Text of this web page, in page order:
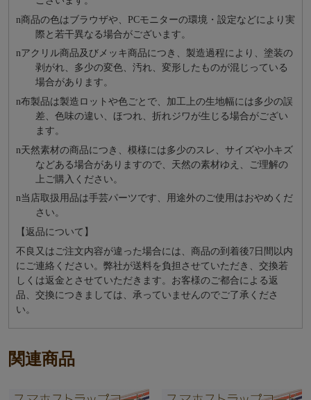
n商品の⾊はブラウザや、PCモニターの環境・設定などにより実
際と若⼲異なる場合がございます。
nアクリル商品及びメッキ商品につき、製造過程により、塗装の
剥がれ、多少の変色、汚れ、変形したものが混じっている
場合があります。
n布製品は製造ロットや色ごとで、加工上の生地幅には多少の誤
差、色味の違い、ほつれ、折れジワが生じる場合がござい
ます。
n天然素材の商品につき、模様には多少のスレ、サイズや小キズ
などある場合がありますので、天然の素材ゆえ、ご理解の
上ご購入ください。
n当店取扱用品は⼿芸パーツです、⽤途外のご使⽤はおやめくだ
さい。
【返品について】
不良又はご注文内容が違った場合には、商品の到着後7日間以内
にご連絡ください。弊社が送料を負担させていただき、交換若
しくは返金とさせていただきます。お客様のご都合による返
品、交換につきましては、承っていませんのでご了承くださ
い。
関連商品